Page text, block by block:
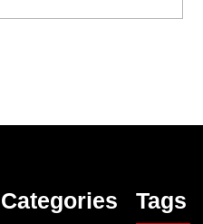
Categories Tags